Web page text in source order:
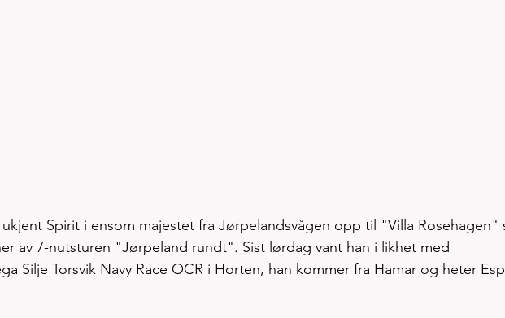
Spirit i ensom majestet fra Jørpelandsvågen opp til "Villa Rosehagen"
av 7-nutsturen "Jørpeland rundt". Sist lørdag vant han i likhet med
Silje Torsvik Navy Race OCR i Horten, han kommer fra Hamar og heter